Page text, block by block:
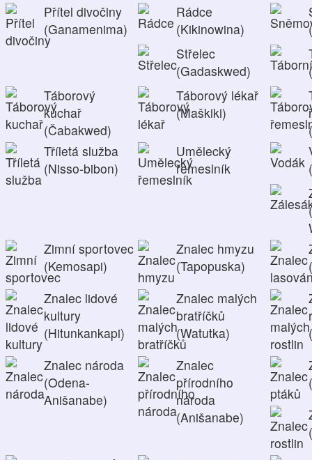
Přítel divočiny
(Ganamenima)
Rádce
(Kikinowina)
Střelec
(Gadaskwed)
Táborový
kuchař
(Čabakwed)
Táborový lékař
(Maškiki)
Tříletá služba
(Nisso-bibon)
Umělecký
řemeslník
Zimní sportovec
(Kemosapi)
Znalec hmyzu
(Tapopuska)
Znalec lidové
kultury
(Hitunkankapi)
Znalec malých
bratříčků
(Watutka)
Znalec národa
(Odena-
Anišanabe)
Znalec
přírodního
národa
(Anišanabe)